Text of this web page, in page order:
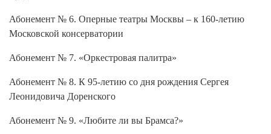
Абонемент № 6. Оперные театры Москвы – к 160-летию
Московской консерватории
Абонемент № 7. «Оркестровая палитра»
Абонемент № 8. К 95-летию со дня рождения Сергея
Леонидовича Доренского
Абонемент № 9. «Любите ли вы Брамса?»